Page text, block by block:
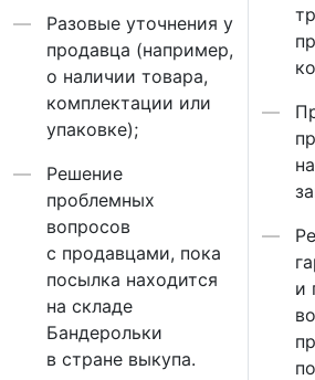
Разовые уточнения у
продавца (например,
о наличии товара,
комплектации или
упаковке);
Решение
проблемных
вопросов
с продавцами, пока
посылка находится
на складе
Бандерольки
в стране выкупа.
и